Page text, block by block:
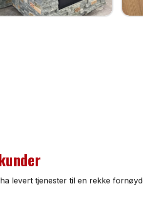
levert tjenester til en rekke